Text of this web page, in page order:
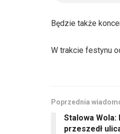
Będzie także
W trakcie festynu
Poprzednia
Stalowa Wola:
przeszedł